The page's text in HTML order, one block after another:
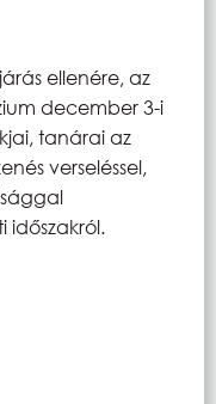
ellenére, az
december 3-i
tanárai az
verseléssel,
időszakról.